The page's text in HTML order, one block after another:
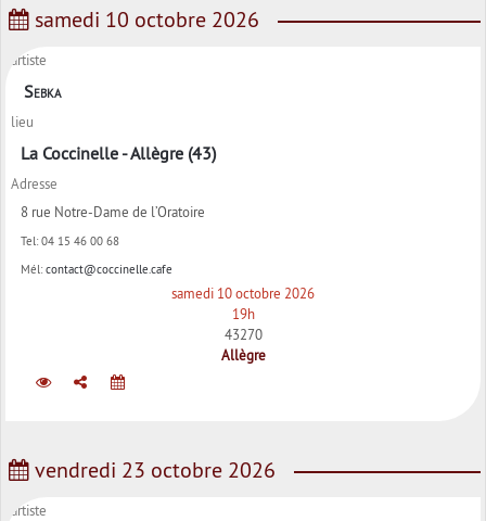
samedi 10 octobre 2026
artiste
Sebka
lieu
La Coccinelle - Allègre (43)
Adresse
8 rue Notre-Dame de l’Oratoire
Tel: 04 15 46 00 68
Mél: contact@coccinelle.cafe
samedi 10 octobre 2026
19h
43270
Allègre
vendredi 23 octobre 2026
artiste